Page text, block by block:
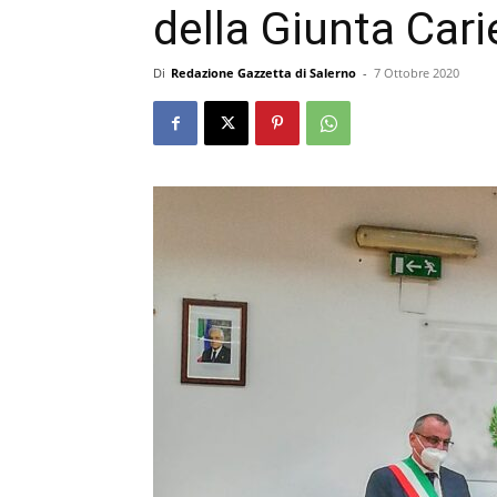
della Giunta
Di Redazione Gazzetta di Salerno - 7 Ottobre 2020